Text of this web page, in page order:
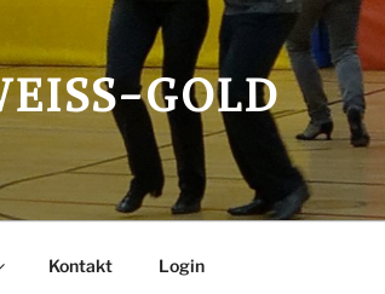
GOLD
Kontakt Login